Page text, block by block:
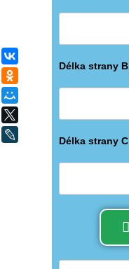
Délka strany B
Délka strany C
LiveJournal